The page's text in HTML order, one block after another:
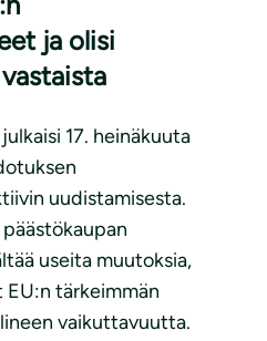
ja olisi
17. heinäkuuta
uudistamisesta.
useita muutoksia,
tärkeimmän
vaikuttavuutta.